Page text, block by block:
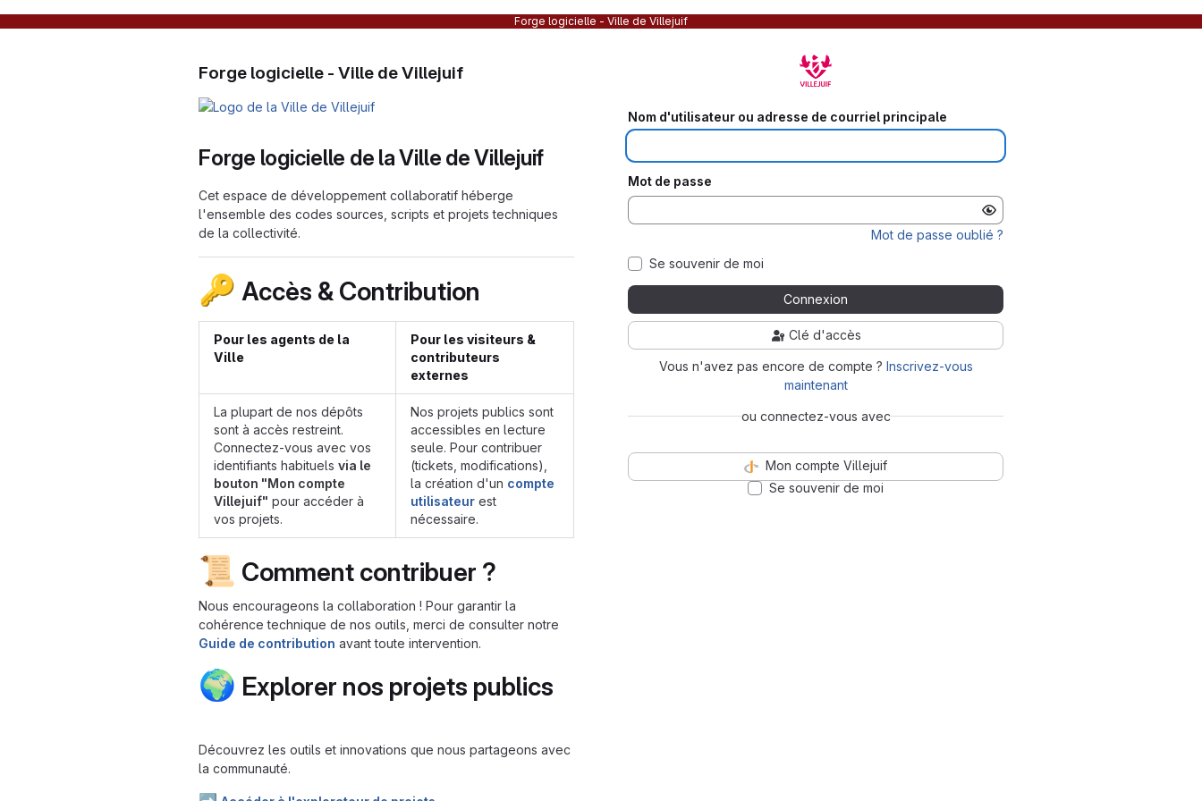
Forge logicielle - Ville de Villejuif
Forge logicielle - Ville de Villejuif
Forge logicielle de la Ville de Villejuif
Cet espace de développement collaboratif héberge
l'ensemble des codes sources, scripts et projets techniques
de la collectivité.
🔑 Accès & Contribution
Pour les agents de la
Ville
Pour les visiteurs &
contributeurs
externes
La plupart de nos dépôts
sont à accès restreint.
Connectez-vous avec vos
identifiants habituels via le
bouton "Mon compte
Villejuif" pour accéder à
vos projets.
Nos projets publics sont
accessibles en lecture
seule. Pour contribuer
(tickets, modifications),
la création d'un compte
utilisateur est
nécessaire.
📜 Comment contribuer ?
Nous encourageons la collaboration ! Pour garantir la
cohérence technique de nos outils, merci de consulter notre
Guide de contribution avant toute intervention.
🌍 Explorer nos projets publics
Découvrez les outils et innovations que nous partageons avec
la communauté.
Nom d'utilisateur ou adresse de courriel principale
Mot de passe
Mot de passe oublié ?
Se souvenir de moi
Connexion
Clé d'accès
Vous n'avez pas encore de compte ? Inscrivez-vous
maintenant
ou connectez-vous avec
Mon compte Villejuif
Se souvenir de moi